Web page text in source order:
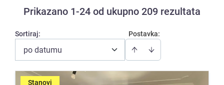
Prikazano 1-24 od ukupno 209 rezultata
Postavka:
Sortiraj:
po datumu
Stanovi